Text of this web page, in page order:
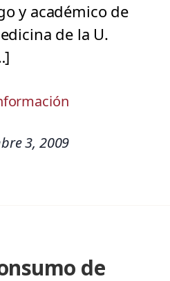
y académico de
de la U.
3, 2009
de